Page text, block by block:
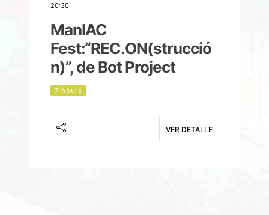
20:30
ManIAC
Fest:“REC.ON(strucció
n)”, de Bot Project
7 hours
VER DETALLE